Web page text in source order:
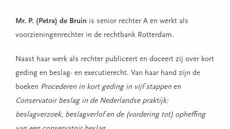
Mr. P. (Petra) de Bruin is senior rechter A en werkt als
voorzieningenrechter in de rechtbank Rotterdam.
Naast haar werk als rechter publiceert en doceert zij over kort
geding en beslag- en executierecht. Van haar hand zijn de
boeken Procederen in kort geding in vijf stappenen
Conservatoir beslag in de Nederlandse praktijk:
beslagverzoek, beslagverlof en de (vordering tot) opheffing